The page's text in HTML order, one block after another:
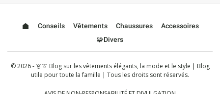
Conseils Vêtements Chaussures
Accessoires
🧩Divers
© 2026 - 👗👔 Blog sur les vêtements élégants, la mode et le style | Blog
utile pour toute la famille | Tous les droits sont réservés.